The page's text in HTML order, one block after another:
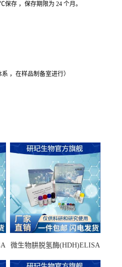
保存 ，保存期限为 24 个月。
，在样品制备室进行）
微生物肼脱氢酶(HDH)ELISA